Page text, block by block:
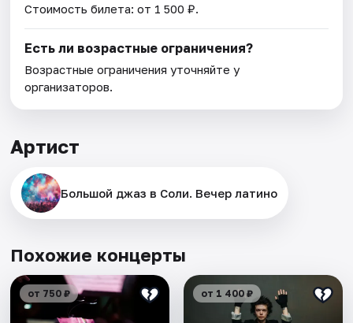
Стоимость билета: от 1 500 ₽.
Есть ли возрастные ограничения?
Возрастные ограничения уточняйте у
организаторов.
Артист
Большой джаз в Соли. Вечер латино
Похожие концерты
от 750 ₽ от 1 400 ₽